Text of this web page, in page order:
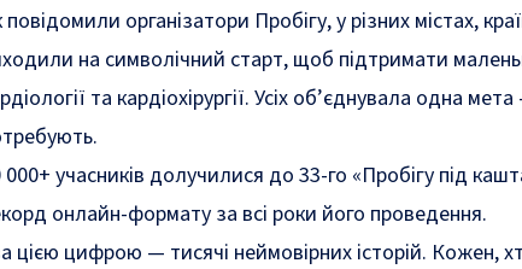
організатори Пробігу, у різних містах,
на символічний старт, щоб підтримати
та кардіохірургії. Усіх об’єднувала одна
000+ учасників долучилися до 33-го «Пробігу під
онлайн-формату за всі роки його проведення.
цією цифрою — тисячі неймовірних історій. Кожен,